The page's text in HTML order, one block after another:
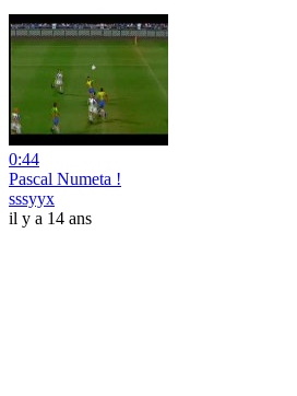
0:44
Pascal Numeta !
sssyyx
il y a 14 ans